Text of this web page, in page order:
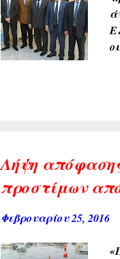
Λήψη
προστίμων
Φεβρουαρίου 25, 2016